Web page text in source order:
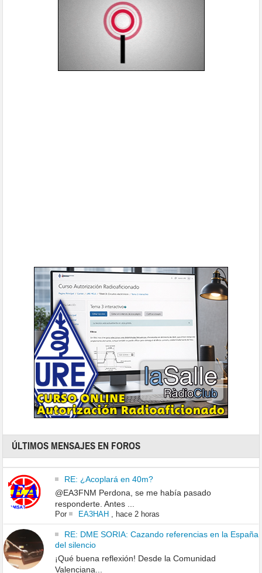
ÚLTIMOS MENSAJES EN FOROS
RE: ¿Acoplará en 40m?
@EA3FNM Perdona, se me había pasado
responderte. Antes ...
Por EA3HAH, hace 2 horas
RE: DME SORIA: Cazando referencias en la España
del silencio
¡Qué buena reflexión! Desde la Comunidad
Valenciana...